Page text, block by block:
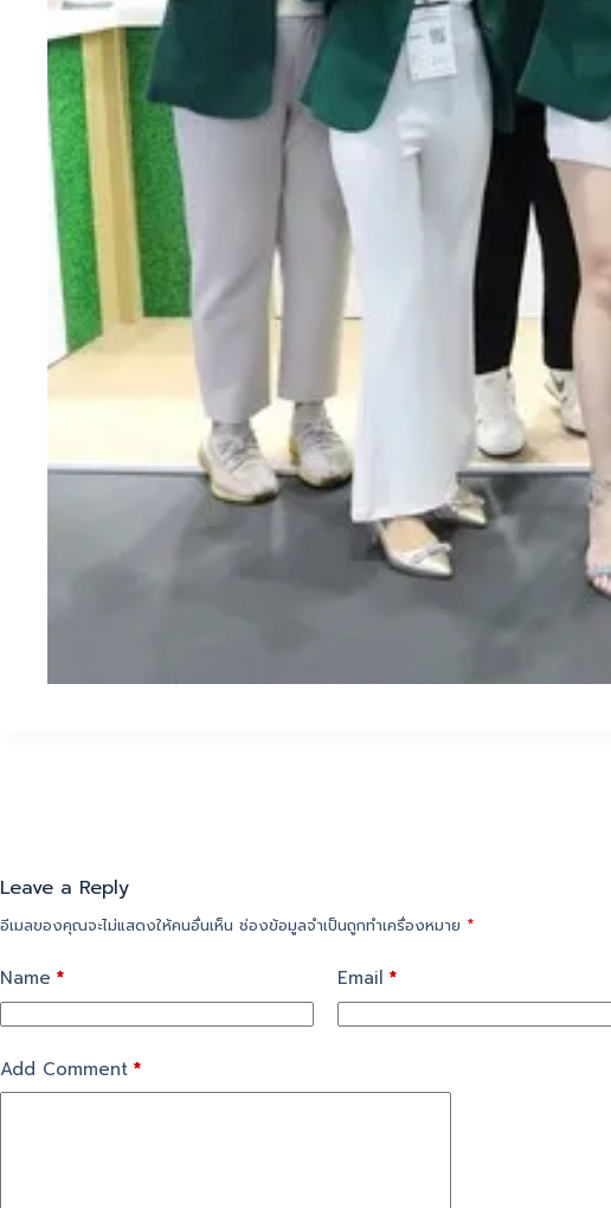
Leave a Reply
อีเมลของคุณจะไม่แสดงให้คนอื่นเห็น ช่องข้อมูลจำเป็นถูกทำเครื่องหมาย *
Name * Email *
Add Comment *